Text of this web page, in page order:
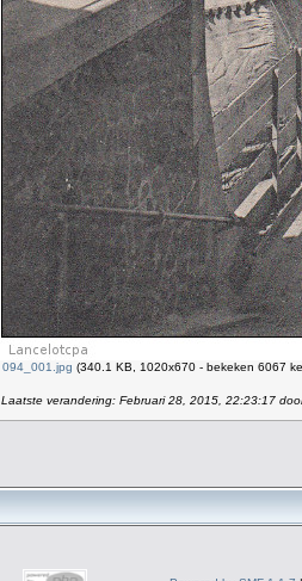
094_001.jpg (340.1 KB, 1020x670 - bekeken 6067
Laatste verandering: Februari 28, 2015, 22:23:17